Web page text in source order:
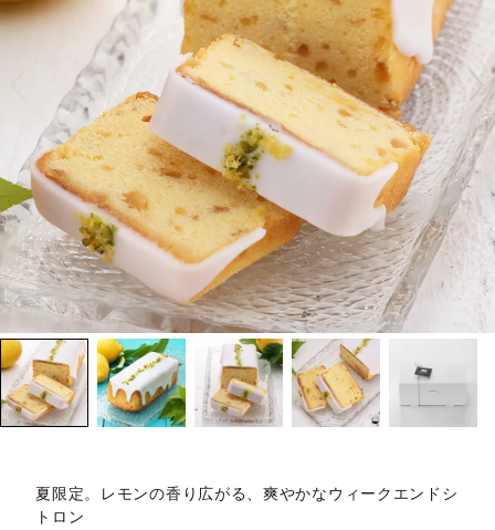
夏限定。レモンの香り広がる、爽やかなウィークエンドシ
トロン